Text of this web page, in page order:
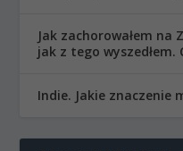
Jak zachorowałem na
jak z tego wyszedłem.
Indie. Jakie znaczenie